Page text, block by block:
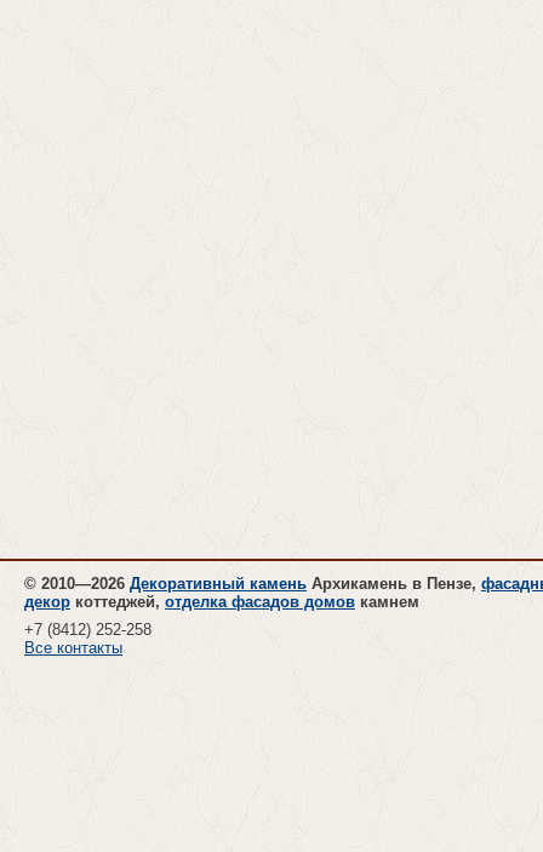
© 2010—2026 Декоративный камень Архикамень в Пензе,
декор коттеджей, отделка фасадов домов камнем
+7 (8412) 252-258
Все контакты